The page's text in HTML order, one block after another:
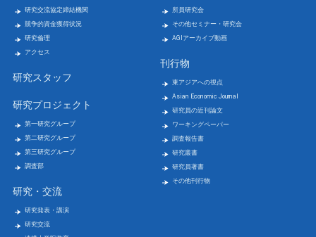
研究交流協定締結機関
競争的資金獲得状況
研究倫理
アクセス
研究スタッフ
研究プロジェクト
第一研究グループ
第二研究グループ
第三研究グループ
調査部
研究・交流
研究発表・講演
研究交流
所員研究会
その他セミナー・研究会
AGIアーカイブ動画
刊行物
東アジアへの視点
Asian Economic Journal
研究員の近刊論文
ワーキングペーパー
調査報告書
研究叢書
研究員著書
その他刊行物